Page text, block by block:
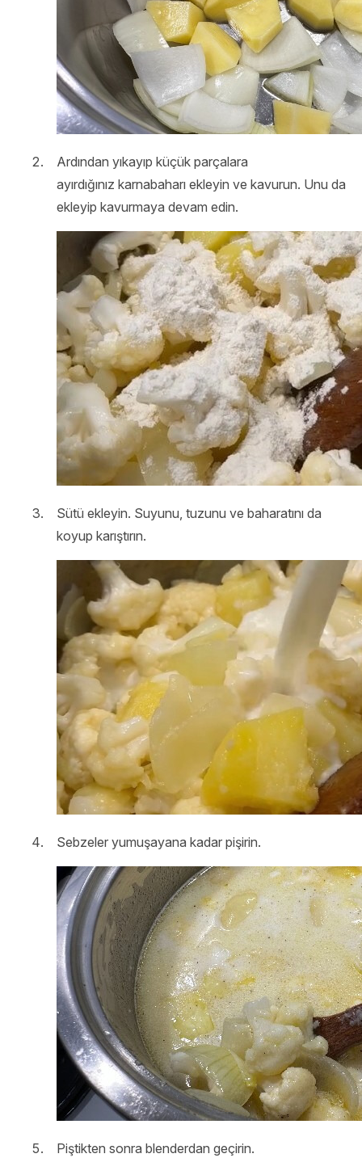
Ardından yıkayıp küçük parçalara
ayırdığınız karnabaharı ekleyin ve kavurun. Unu da
ekleyip kavurmaya devam edin.
Sütü ekleyin. Suyunu, tuzunu ve baharatını da
koyup karıştırın.
Sebzeler yumuşayana kadar pişirin.
Piştikten sonra blenderdan geçirin.